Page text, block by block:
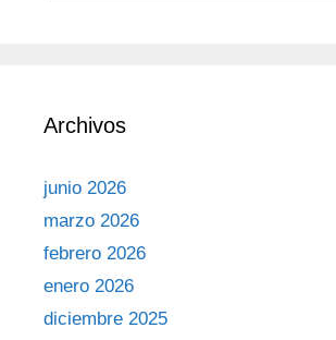
Archivos
junio 2026
marzo 2026
febrero 2026
enero 2026
diciembre 2025